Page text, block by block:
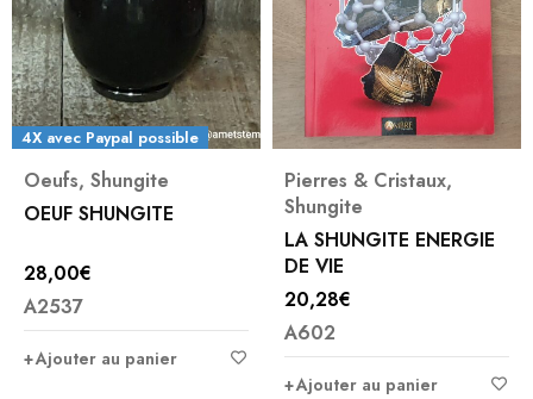
4X avec Paypal possible
Oeufs, Shungite
OEUF SHUNGITE
28,00€
A2537
Ajouter au panier
Pierres & Cristaux,
Shungite
LA SHUNGITE ENERGIE
DE VIE
20,28€
A602
Ajouter au panier